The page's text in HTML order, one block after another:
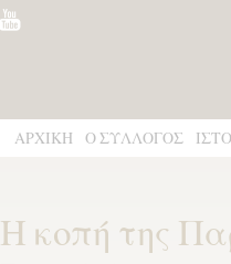
ΑΡΧΙΚΗ Ο ΣΥΛΛΟΓΟΣ
Η κοπή της